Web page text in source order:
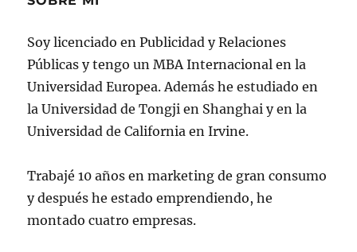
Soy licenciado en Publicidad y Relaciones
Públicas y tengo un MBA Internacional en la
Universidad Europea. Además he estudiado en
la Universidad de Tongji en Shanghai y en la
Universidad de California en Irvine.
Trabajé 10 años en marketing de gran consumo
y después he estado emprendiendo, he
montado cuatro empresas.